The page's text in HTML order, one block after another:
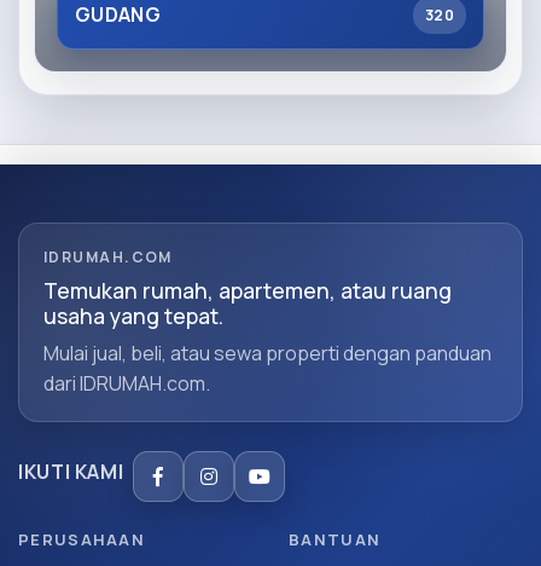
GUDANG 320
IDRUMAH.COM
Temukan rumah, apartemen, atau ruang
usaha yang tepat.
Mulai jual, beli, atau sewa properti dengan panduan
dari IDRUMAH.com.
IKUTI KAMI
PERUSAHAAN BANTUAN